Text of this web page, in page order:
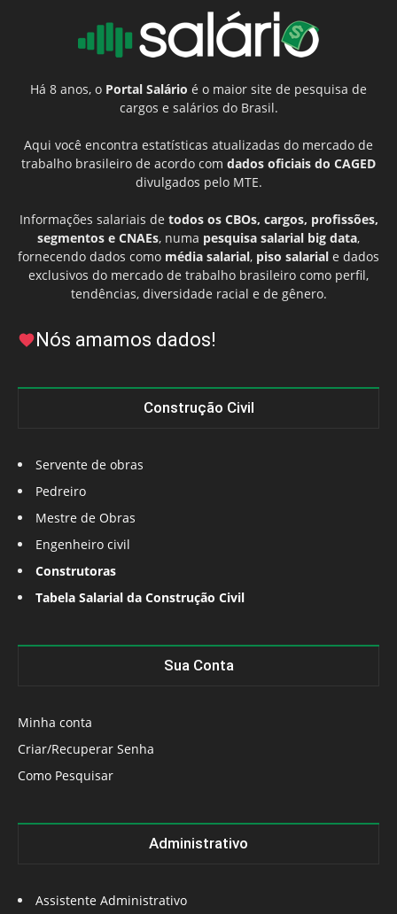
Há 8 anos, o Portal Salário é o maior site de pesquisa de
cargos e salários do Brasil.
Aqui você encontra estatísticas atualizadas do mercado de
trabalho brasileiro de acordo com dados oficiais do CAGED
divulgados pelo MTE.
Informações salariais de todos os CBOs, cargos, profissões,
segmentos e CNAEs, numa pesquisa salarial big data,
fornecendo dados como média salarial, piso salarial e dados
exclusivos do mercado de trabalho brasileiro como perfil,
tendências, diversidade racial e de gênero.
Nós amamos dados!
Construção Civil
Servente de obras
Pedreiro
Mestre de Obras
Engenheiro civil
Construtoras
Tabela Salarial da Construção Civil
Sua Conta
Minha conta
Criar/Recuperar Senha
Como Pesquisar
Administrativo
Assistente Administrativo